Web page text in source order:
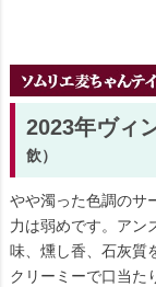
2023年ヴィ
飲）
やや濁った色調のサ
力は弱めです。アン
味、燻し香、石灰質
クリーミーで口当た